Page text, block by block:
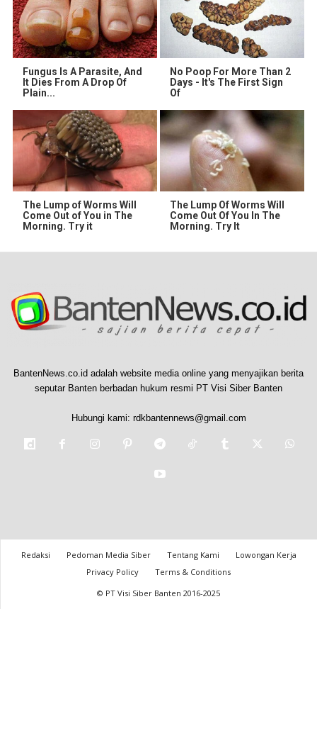
Fungus Is A Parasite, And
It Dies From A Drop Of
Plain...
No Poop For More Than 2
Days - It's The First Sign
Of
The Lump of Worms Will
Come Out of You in The
Morning. Try it
The Lump Of Worms Will
Come Out Of You In The
Morning. Try It
BantenNews.co.id adalah website media online yang menyajikan berita
seputar Banten berbadan hukum resmi PT Visi Siber Banten
Hubungi kami: rdkbantennews@gmail.com
Redaksi Pedoman Media Siber Tentang Kami
Lowongan Kerja
Privacy Policy
Terms & Conditions
© PT Visi Siber Banten 2016-2025